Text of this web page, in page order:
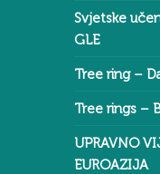
Svjetske
GLE
Tree ring –
Tree rings –
UPRAVNO
EUROAZIJA